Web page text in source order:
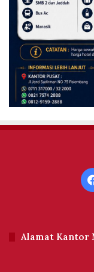
Alamat Kantor